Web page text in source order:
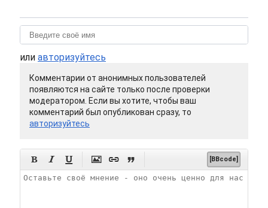
или авторизуйтесь
Комментарии от анонимных пользователей
появляются на сайте только после проверки
модератором. Если вы хотите, чтобы ваш
комментарий был опубликован сразу, то
авторизуйтесь
      [BBcode]